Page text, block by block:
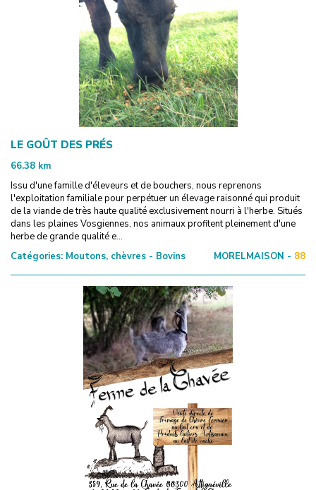
LE GOÛT DES PRÉS
66.38 km
Issu d'une famille d'éleveurs et de bouchers, nous reprenons
l'exploitation familiale pour perpétuer un élevage raisonné qui produit
de la viande de très haute qualité exclusivement nourri à l'herbe. Situés
dans les plaines Vosgiennes, nos animaux profitent pleinement d'une
herbe de grande qualité e...
Catégories: Moutons, chèvres - Bovins MORELMAISON - 88